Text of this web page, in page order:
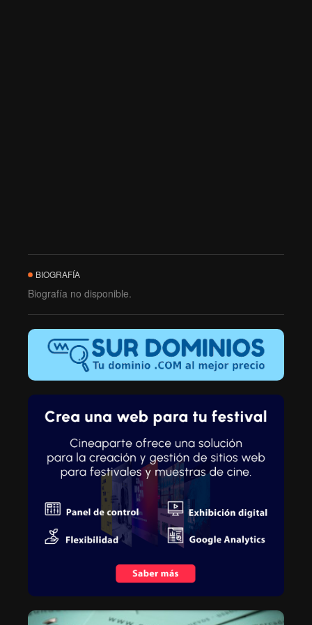
BIOGRAFÍA
Biografía no disponible.